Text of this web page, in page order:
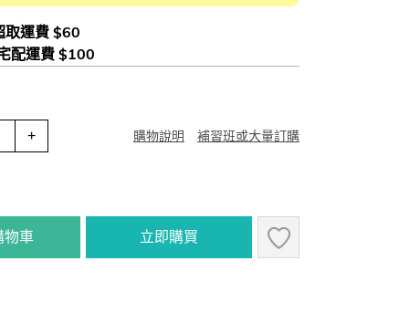
取運費 $60
配運費 $100
+ 購物說明 補習班或大量訂購
物車 立即購買